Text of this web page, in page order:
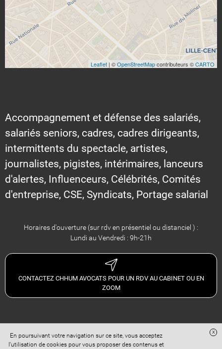
Leaflet | ©OpenStreetMapcontributeurs ©CARTO
Accompagnement et défense des salariés,
salariés seniors, cadres, cadres dirigeants,
intermittents du spectacle, artistes,
journalistes, pigistes, intérimaires, lanceurs
d'alertes, Influenceurs, Célébrités, Comités
d'entreprise, CSE, Syndicats, Portage salarial
Horaires d'ouverture (sur rdv en présentiel ou distanciel ) :
Lundi au Vendredi : 9h-21h
CONTACTEZ CHHUM AVOCATS POUR UN RDV AU CABINET OU EN
ZOOM
Site réalisé avecDigital Avocat
Accès administration
Confidentialité Conditions Générales de Vente
En poursuivant votre navigation sur ce site, vous acceptez
l'utilisation de cookies pour vous proposer des contenus et
x